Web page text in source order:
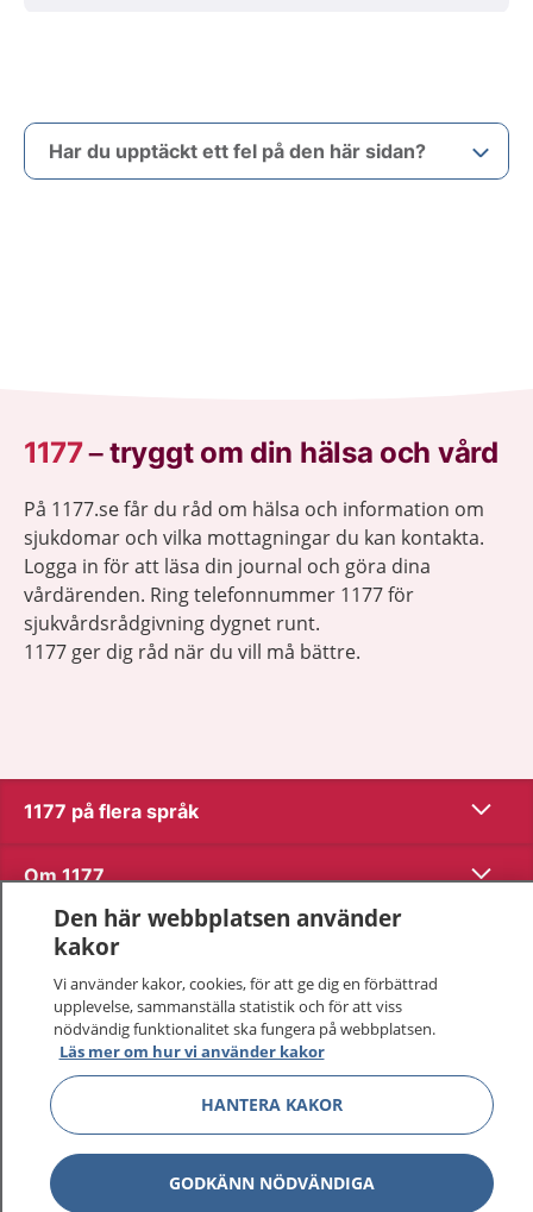
Har du upptäckt ett fel på den här sidan?
1177–tryggt om din hälsa och vård
På 1177.se får du råd om hälsa och information om
sjukdomar och vilka mottagningar du kan kontakta.
Logga in för att läsa din journal och göra dina
vårdärenden. Ring telefonnummer 1177 för
sjukvårdsrådgivning dygnet runt.
1177 ger dig råd när du vill må bättre.
1177 på flera språk Visa
Om 1177 Visa
Kontakt
Behandling av personuppgifter
Hantering av kakor
Inställningar för kakor
Den här webbplatsen använder
kakor
Vi använder kakor, cookies, för att ge dig en förbättrad
upplevelse, sammanställa statistik och för att viss
nödvändig funktionalitet ska fungera på webbplatsen.
Läs mer om hur vi använder kakor
HANTERA KAKOR
GODKÄNN NÖDVÄNDIGA